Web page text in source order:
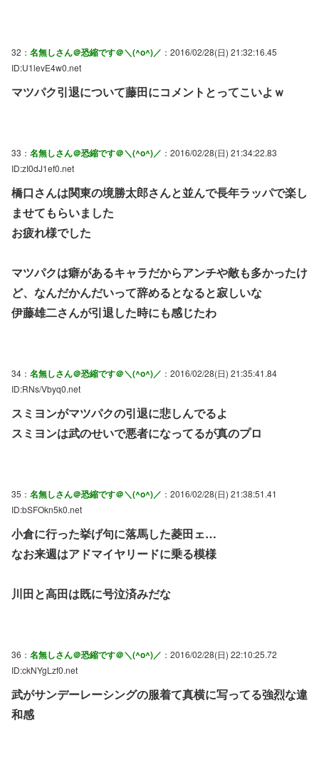
32： 名無しさん＠恐縮です＠＼(^o^)／ ：2016/02/28(日) 21:32:16.45
ID:U1levE4w0.net
マツパク引退について藤田にコメントとってこいよｗ
33： 名無しさん＠恐縮です＠＼(^o^)／ ：2016/02/28(日) 21:34:22.83
ID:zI0dJ1ef0.net
橋口さんは関東の境勝太郎さんと並んで長年ラッパで楽し
ませてもらいました
お疲れ様でした
マツパクは癖があるキャラだからアンチや敵も多かったけ
ど、なんだかんだいって辞めるとなると寂しいな
伊藤雄二さんが引退した時にも感じたわ
34： 名無しさん＠恐縮です＠＼(^o^)／ ：2016/02/28(日) 21:35:41.84
ID:RNs/Vbyq0.net
スミヨンがマツパクの引退に悲しんでるよ
スミヨンは武のせいで悪者になってるが真のプロ
35： 名無しさん＠恐縮です＠＼(^o^)／ ：2016/02/28(日) 21:38:51.41
ID:bSFOkn5k0.net
小倉に行った挙げ句に落馬した菱田ェ…
なお来週はアドマイヤリードに乗る模様
川田と高田は既に号泣済みだな
36： 名無しさん＠恐縮です＠＼(^o^)／ ：2016/02/28(日) 22:10:25.72
ID:ckNYgLzf0.net
武がサンデーレーシングの服着て真横に写ってる強烈な違
和感